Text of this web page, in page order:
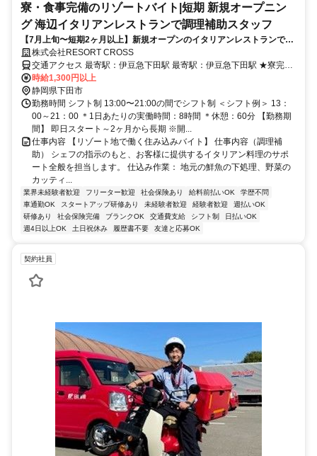
寮・食事完備のリゾートバイト|短期 新規オープニン
グ 海辺イタリアンレストランで調理補助スタッフ
【7月上旬〜短期2ヶ月以上】新規オープンのイタリアンレストランで調
理補助募集！未経験OK×料理好き歓迎！エメラルドグリーンの海がすぐ
そこ！
株式会社RESORT CROSS
交通アクセス 最寄駅：伊豆急下田駅 最寄駅：伊豆急下田駅 ★寮完
備・赴任交通費支給！ 【東京方面より】 新幹線で熱海駅 熱海駅→伊
豆急下田駅 伊豆急下田駅より車で10分程度 ※ご自宅からの通勤も相
談OK！住み込みを希望されない場合もお気軽にご相談ください。
時給1,300円以上
静岡県下田市
勤務時間 シフト制 13:00〜21:00の間でシフト制 ＜シフト例＞ 13：
00～21：00 ＊1日あたりの実働時間：8時間 ＊休憩：60分 【勤務期
間】 即日スタート～2ヶ月から長期 ※開...
仕事内容 【リゾート地で働く住み込みバイト】 仕事内容（調理補
助） シェフの指示のもと、お客様に提供するイタリアン料理のサポ
ート全般を担当します。 仕込み作業： 地元の鮮魚の下処理、野菜の
カッティ...
業界未経験者歓迎 フリーター歓迎 社会保険あり 給料前払いOK
学歴不問
車通勤OK
スタートアップ研修あり 未経験者歓迎 経験者歓迎
週払いOK
研修あり
社会保険完備 ブランクOK 交通費支給 シフト制
日払いOK
週4日以上OK
土日祝休み 履歴書不要 友達と応募OK
契約社員